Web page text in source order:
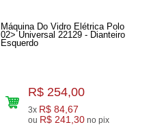
Máquina Do Vidro Elétrica Polo
02> Universal 22129 - Dianteiro
Esquerdo
R$ 254,00
3x R$ 84,67
ou R$ 241,30 no pix